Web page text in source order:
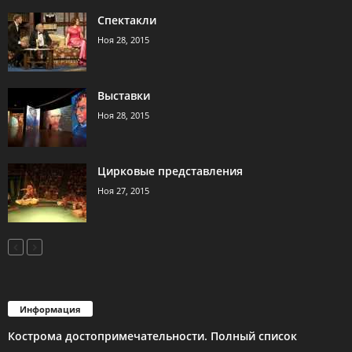
Спектакли
Ноя 28, 2015
Выставки
Ноя 28, 2015
Цирковые представления
Ноя 27, 2015
Информация
Кострома достопримечательности. Полный список